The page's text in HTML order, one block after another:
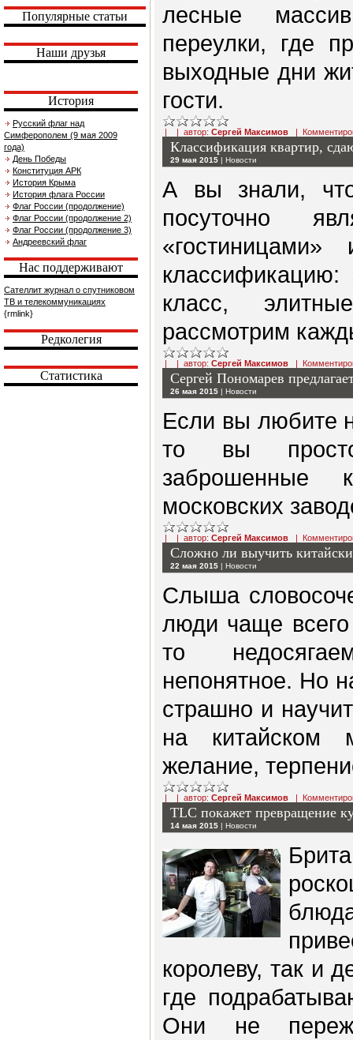
Популярные статьи
Наши друзья
История
Русский флаг над
Симферополем (9 мая 2009
года)
День Победы
Конституция АРК
История Крыма
История флага России
Флаг России (продолжение)
Флаг России (продолжение 2)
Флаг России (продолжение 3)
Андреевский флаг
Нас поддерживают
Сателлит журнал о спутниковом
ТВ и телекоммуникациях
{rmlink}
Редколегия
Статистика
лесные
переулки, где
выходные дни
гости.
| | автор: Сергей Максимов |
Классификация квартир,
29 мая 2015 | Новости
А вы знали,
посуточно
классификацию:
класс,
рассмотрим
| | автор: Сергей Максимов |
Сергей Пономарев
26 мая 2015 | Новости
Если вы любите
то вы
заброшенные
московских
| | автор: Сергей Максимов |
Сложно ли выучить
22 мая 2015 | Новости
Слыша
люди чаще всего
то
непонятное. Но
страшно и
на китайском
желание,
| | автор: Сергей Максимов |
TLC покажет превращение
14 мая 2015 | Новости
королеву, так и
где
Они не